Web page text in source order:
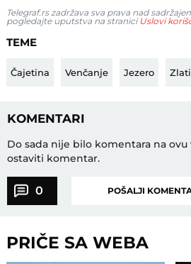
Telegraf.rs zadržava sva prava nad
pogledajte uputstva na stranici Uslovi
TEME
Čajetina Venčanje Jezero
KOMENTARI
Do sada nije bilo komentara na ovu
ostaviti komentar.
0 POŠALJI
PRIČE SA WEBA